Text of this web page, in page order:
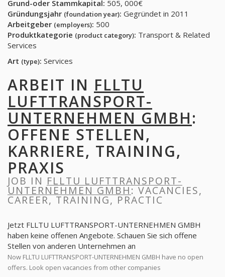
Grund-oder Stammkapital: 505, 000€
Gründungsjahr (foundation year): Gegründet in 2011
Arbeitgeber (employers): 500
Produktkategorie (product category): Transport & Related
Services
Art (type): Services
ARBEIT IN FLLTU
LUFTTRANSPORT-
UNTERNEHMEN GMBH:
OFFENE STELLEN,
KARRIERE, TRAINING,
PRAXIS
JOB IN FLLTU LUFTTRANSPORT-
UNTERNEHMEN GMBH: VACANCIES,
CAREER, TRAINING, PRACTIC
Jetzt FLLTU LUFTTRANSPORT-UNTERNEHMEN GMBH
haben keine offenen Angebote. Schauen Sie sich offene
Stellen von anderen Unternehmen an
Now FLLTU LUFTTRANSPORT-UNTERNEHMEN GMBH have no open
offers. Look open vacancies from other companies